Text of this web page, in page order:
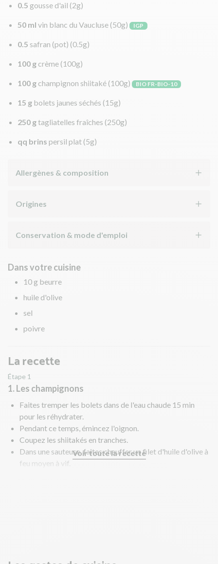
0.5 gousse d'ail (2g)
50 ml vin blanc du Vaucluse (50g) IGP
0.5 safran (pot) (0.5g)
100 g crème (100g)
100 g champignon shiitaké (100g) BIO FR-BIO-10
15 g bolets jaunes séchés (15g)
250 gtagliatelles fraîches (250g)
qq brins persil plat (5g)
Allergènes & composition
Origines
Conservation & mode d'emploi
Dans votre cuisine
10 g beurre
huile d'olive
sel
poivre
La recette
Étape 1
1. Les champignons
Faites tremper les bolets dans de l'eau chaude 15 min
pour les réhydrater.
Pendant ce temps, émincez l'oignon.
Coupez les shiitakés en tranches.
Dans une sauteuse, faites chauffer un filet d'huile d'olive à
feu moyen à vif.
Voir toute la recette